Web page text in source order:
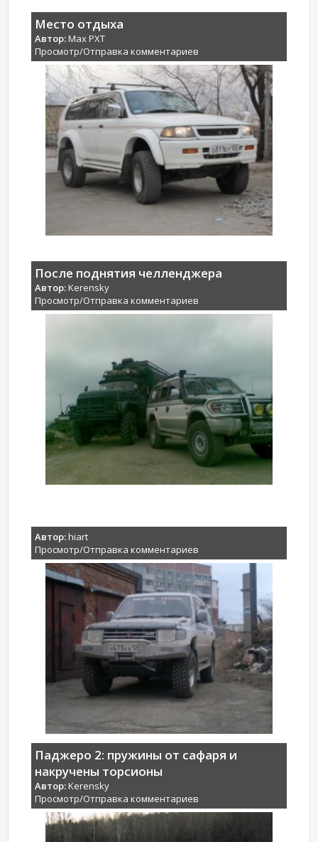
Место отдыха
Автор:Max PXT
Просмотр/Отправка комментариев
После поднятия челленджера
Автор:Kerensky
Просмотр/Отправка комментариев
Автор:hiart
Просмотр/Отправка комментариев
Паджеро 2: пружины от сафаря и
накручены торсионы
Автор:Kerensky
Просмотр/Отправка комментариев